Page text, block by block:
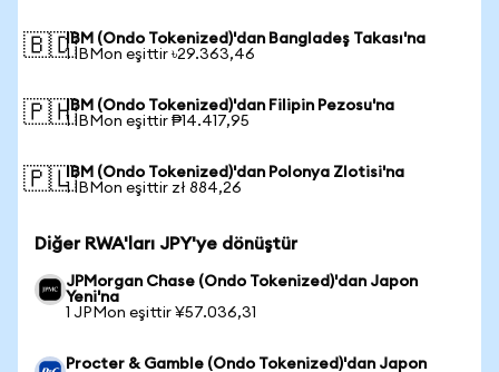
🇧🇩IBM (Ondo Tokenized)'dan Bangladeş Takası'na
1 IBMon eşittir ৳29.363,46
🇵🇭IBM (Ondo Tokenized)'dan Filipin Pezosu'na
1 IBMon eşittir ₱14.417,95
🇵🇱IBM (Ondo Tokenized)'dan Polonya Zlotisi'na
1 IBMon eşittir zł 884,26
Diğer RWA'ları JPY'ye dönüştür
JPMorgan Chase (Ondo Tokenized)'dan Japon
Yeni'na
1 JPMon eşittir ¥57.036,31
Procter & Gamble (Ondo Tokenized)'dan Japon